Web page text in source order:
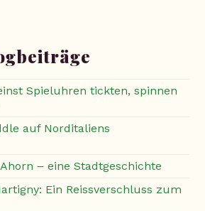
Spieluhren tickten, spinnen
auf Norditaliens
– eine Stadtgeschichte
Ein Reissverschluss zum